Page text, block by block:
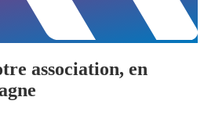
association, en